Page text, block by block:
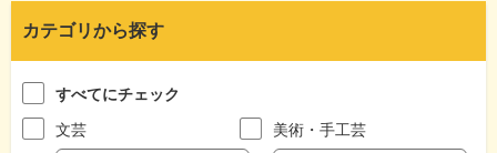
カテゴリから探す
すべてにチェック
文芸
美術・手工芸